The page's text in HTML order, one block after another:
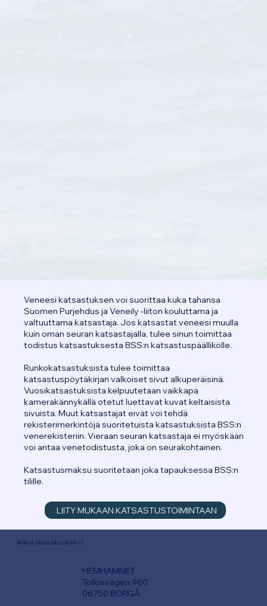
Veneesi katsastuksen voi suorittaa kuka tahansa
Suomen Purjehdus ja Veneily -liiton kouluttama ja
valtuuttama katsastaja. Jos katsastat veneesi muulla
kuin oman seuran katsastajalla, tulee sinun toimittaa
todistus katsastuksesta BSS:n katsastuspäällikölle.
Runkokatsastuksista tulee toimittaa
katsastuspöytäkirjan valkoiset sivut alkuperäisinä.
Vuosikatsastuksista kelpuutetaan vaikkapa
kamerakännykällä otetut luettavat kuvat keltaisista
sivuista. Muut katsastajat eivät voi tehdä
rekisterimerkintöjä suoritetuista katsastuksista BSS:n
venerekisteriin. Vieraan seuran katsastaja ei myöskään
voi antaa venetodistusta, joka on seurakohtainen.
Katsastusmaksu suoritetaan joka tapauksessa BSS:n
tilille.
LIITY MUKAAN KATSASTUSTOIMINTAAN
BORGÅ SEGELSÄLLSKAP r.f.
HEMHAMNET
Tolkisvägen 960
06750 BORGÅ